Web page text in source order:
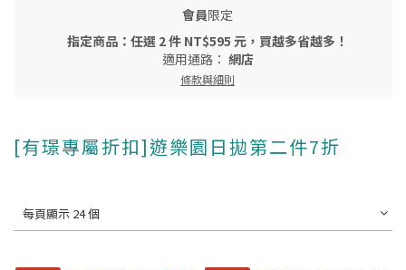
會員限定
指定商品：任選 2 件 NT$595 元，買越多省越多！
適用通路： 網店
條款與細則
[有璟專屬折扣]遊樂園日拋第二件7折
每頁顯示 24 個